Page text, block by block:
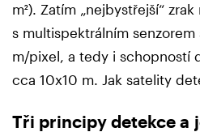
m²). Zatím „nejbystřejší“
s multispektrálním senzorem
m/pixel, a tedy i schopností
cca 10x10 m. Jak satelity
Tři principy detekce a